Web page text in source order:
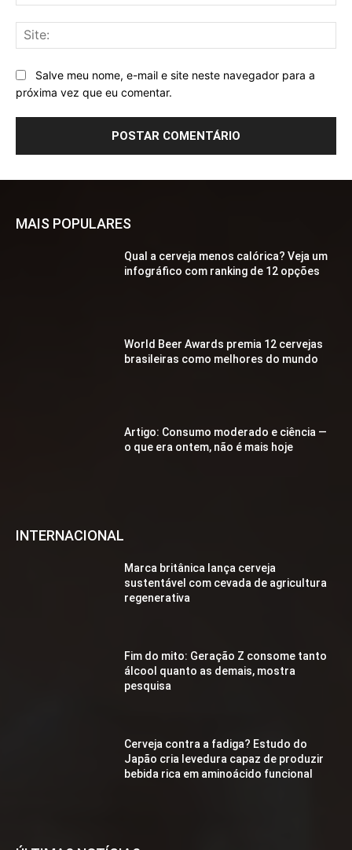
Salve meu nome, e-mail e site neste navegador para a
próxima vez que eu comentar.
MAIS POPULARES
Qual a cerveja menos calórica? Veja um
infográfico com ranking de 12 opções
World Beer Awards premia 12 cervejas
brasileiras como melhores do mundo
Artigo: Consumo moderado e ciência —
o que era ontem, não é mais hoje
INTERNACIONAL
Marca britânica lança cerveja
sustentável com cevada de agricultura
regenerativa
Fim do mito: Geração Z consome tanto
álcool quanto as demais, mostra
pesquisa
Cerveja contra a fadiga? Estudo do
Japão cria levedura capaz de produzir
bebida rica em aminoácido funcional